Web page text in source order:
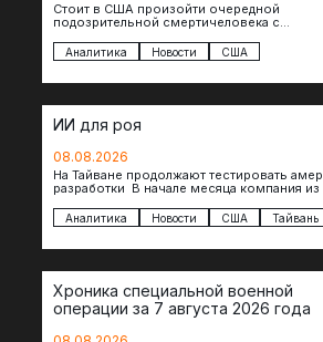
Стоит в США произойти очередной
подозрительной смертичеловека с
как официальные версии снова
оказываются удивительно похожими:
Аналитика Новости США
ИИ для роя
08.08.2026
На Тайване продолжают тестировать
разработки В начале месяца компания
Аналитика Новости США Тайвань
Хроника специальной военной
операции за 7 августа 2026 года